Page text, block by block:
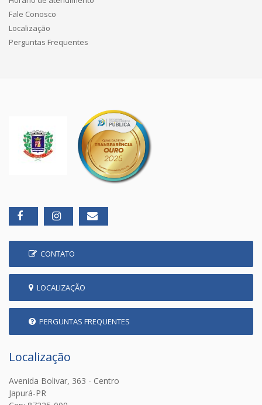
Fale Conosco
Localização
Perguntas Frequentes
CONTATO
LOCALIZAÇÃO
PERGUNTAS FREQUENTES
Localização
Avenida Bolivar, 363 - Centro
Japurá-PR